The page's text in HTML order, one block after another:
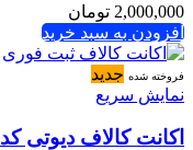
2,000,000 تومان
افزودن به سبد خرید
فروخته شده جدید
نمایش سریع
اکانت کالاف دیوتی کد 2432